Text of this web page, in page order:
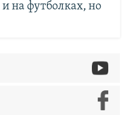
на футболках, но